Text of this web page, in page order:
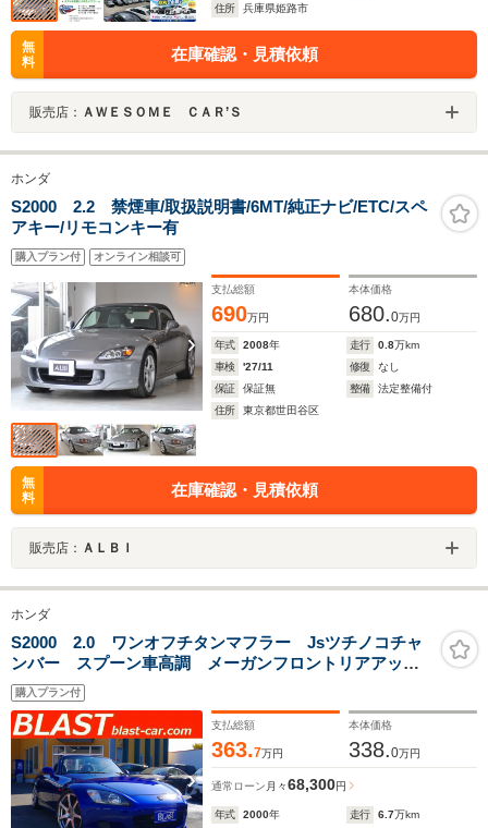
住所
兵庫県姫路市
無
料
在庫確認・見積依頼
販売店： ＡＷＥＳＯＭＥ ＣＡＲ’Ｓ
ホンダ
S2000 2.2 禁煙車/取扱説明書/6MT/純正ナビ/ETC/スペ
アキー/リモコンキー有
購入プラン付 オンライン相談可
支払総額
690万円
本体価格
680.0万円
年式 2008年 走行 0.8万km
車検
'27/11 修復
なし
保証
保証無 整備
法定整備付
住所
東京都世田谷区
無
料
在庫確認・見積依頼
販売店： ＡＬＢＩ
ホンダ
S2000 2.0 ワンオフチタンマフラー Jsツチノコチャ
ンバー スプーン車高調 メーガンフロントリアアッパ
ーアーム Js フロントキャリパー&リアビックローター
キット
購入プラン付
支払総額
363.7万円
本体価格
338.0万円
通常ローン 月々68,300円
年式 2000年 走行 6.7万km